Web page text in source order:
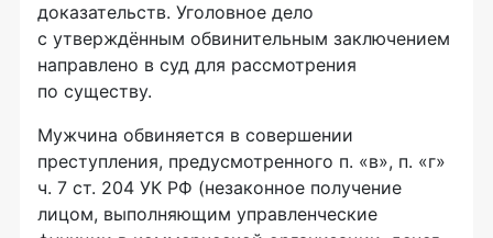
доказательств. Уголовное дело
с утверждённым обвинительным заключением
направлено в суд для рассмотрения
по существу.
Мужчина обвиняется в совершении
преступления, предусмотренного п. «в», п. «г»
ч. 7 ст. 204 УК РФ (незаконное получение
лицом, выполняющим управленческие